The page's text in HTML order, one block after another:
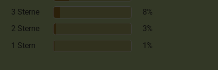
3 Sterne
8%
2 Sterne
3%
1 Stern
1%